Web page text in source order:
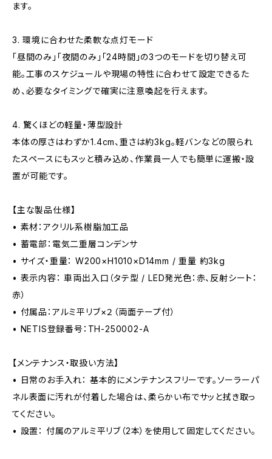
ます。
3. 環境に合わせた柔軟な点灯モード
「昼間のみ」「夜間のみ」「24時間」の3つのモードを切り替え可
能。工事のスケジュールや現場の特性に合わせて設定できるた
め、必要なタイミングで確実に注意喚起を行えます。
4. 驚くほどの軽量・薄型設計
本体の厚さはわずか1.4cm、重さは約3kg。軽バンなどの限られ
たスペースにもスッと積み込め、作業員一人でも簡単に運搬・設
置が可能です。
【主な製品仕様】
• 素材：アクリル系樹脂加工品
• 蓄電部：電気二重層コンデンサ
• サイズ・重量： W200×H1010×D14mm / 重量 約3kg
• 表示内容： 車両出入口（タテ型 / LED発光色：赤、反射シート：
赤）
• 付属品：アルミ平リブ×２（両面テープ付）
• NETIS登録番号：TH-250002-A
【メンテナンス・取扱い方法】
• 日常のお手入れ： 基本的にメンテナンスフリーです。ソーラーパ
ネル表面に汚れが付着した場合は、柔らかい布でサッと拭き取っ
てください。
• 設置： 付属のアルミ平リブ（2本）を使用して固定してください。